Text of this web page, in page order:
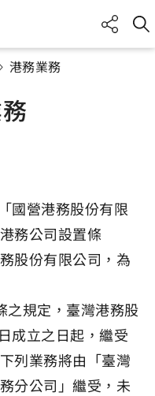
港務業務
國營港務股份有限
務公司設置條
股份有限公司，為
之規定，臺灣港務股
成立之日起，繼受
列業務將由「臺灣
分公司」繼受，未